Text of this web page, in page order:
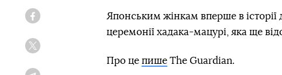
Японським жінкам вперше в історії
церемонії хадака-мацурі, яка ще
Про це пише The Guardian.